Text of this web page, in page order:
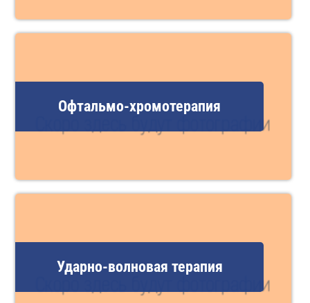
Офтальмо-хромотерапия
Ударно-волновая терапия